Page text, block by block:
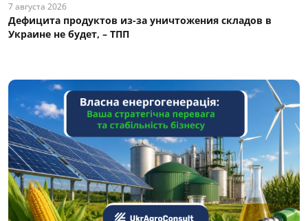
7 августа 2026
Дефицита продуктов из-за уничтожения складов в
Украине не будет, – ТПП